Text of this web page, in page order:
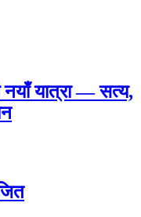
नयाँ यात्रा — सत्य,